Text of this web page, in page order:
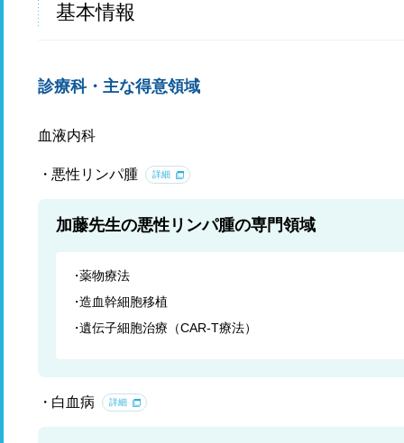
基本情報
診療科・主な得意領域
血液内科
悪性リンパ腫 詳細
加藤先生の悪性リンパ腫の専門領域
薬物療法
造血幹細胞移植
遺伝子細胞治療（CAR-T療法）
白血病 詳細